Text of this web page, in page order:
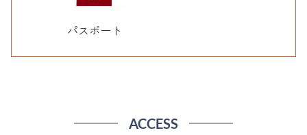
パスポート
ACCESS